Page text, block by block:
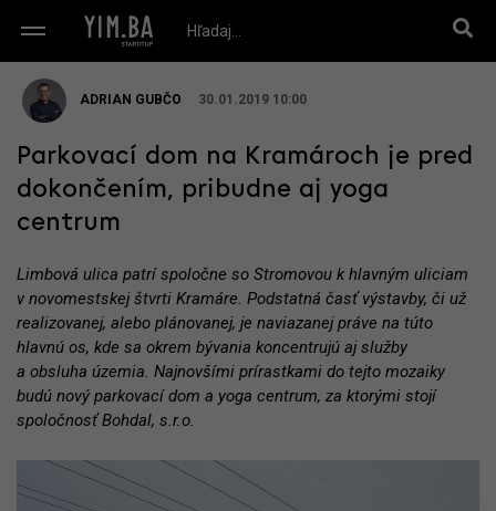
ADRIAN GUBČO 30.01.2019 10:00
Parkovací dom na Kramároch je pred
dokončením, pribudne aj yoga
centrum
Limbová ulica patrí spoločne so Stromovou k hlavným uliciam
v novomestskej štvrti Kramáre. Podstatná časť výstavby, či už
realizovanej, alebo plánovanej, je naviazanej práve na túto
hlavnú os, kde sa okrem bývania koncentrujú aj služby
a obsluha územia. Najnovšími prírastkami do tejto mozaiky
budú nový parkovací dom a yoga centrum, za ktorými stojí
spoločnosť Bohdal, s.r.o.